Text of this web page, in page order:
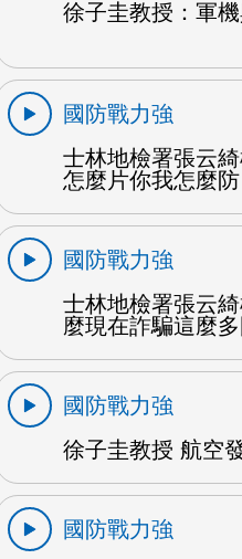
徐子圭教授：軍
國防戰力強
士林地檢署張云
怎麼片你我怎麼
國防戰力強
士林地檢署張云
麼現在詐騙這麼
國防戰力強
徐子圭教授 航空
國防戰力強